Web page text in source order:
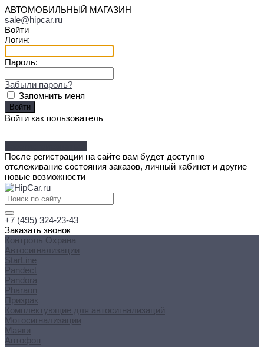
АВТОМОБИЛЬНЫЙ МАГАЗИН
sale@hipcar.ru
Войти
Логин:
Пароль:
Забыли пароль?
Запомнить меня
Войти как пользователь
После регистрации на сайте вам будет доступно
отслеживание состояния заказов, личный кабинет и другие
новые возможности
+7 (495) 324-23-43
Заказать звонок
Контроль Охрана
Автосигнализации
StarLine
Pandect
Pandora
Pharaon
Призрак
Комплектующие для автосигнализаций
Мотосигнализации
Маяки
Автофон